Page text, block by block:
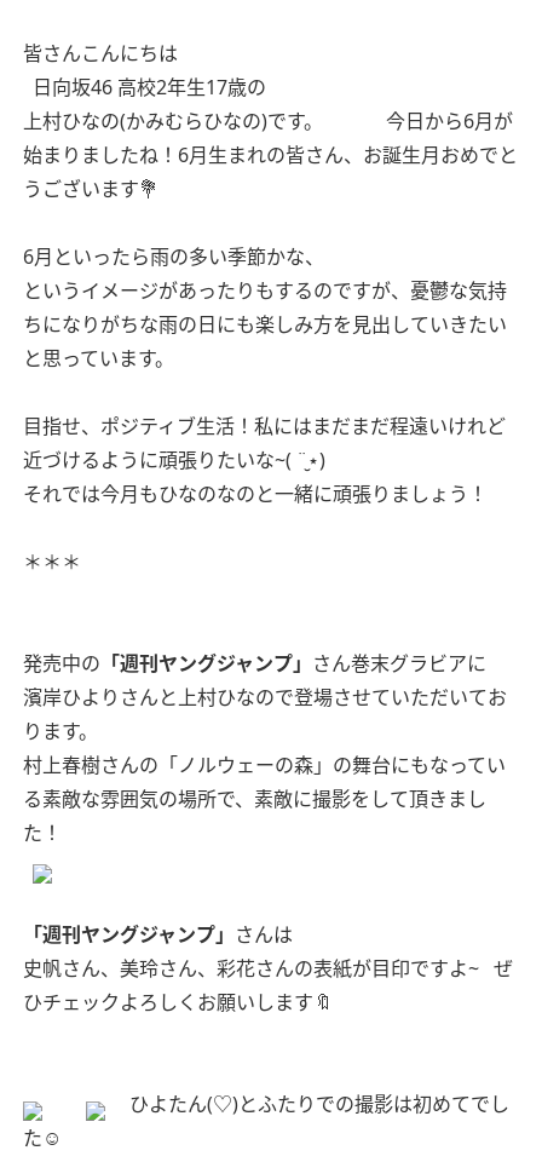
皆さんこんにちは
日向坂46 高校2年生17歳の
上村ひなの(かみむらひなの)です。
今日から6月が
始まりましたね！6月生まれの皆さん、お誕生月おめでと
うございます💐
6月といったら雨の多い季節かな、
というイメージがあったりもするのですが、憂鬱な気持
ちになりがちな雨の日にも楽しみ方を見出していきたい
と思っています。
目指せ、ポジティブ生活！私にはまだまだ程遠いけれど
近づけるように頑張りたいな~( ¨̮⋆)
それでは今月もひなのなのと一緒に頑張りましょう！
＊＊＊
発売中の 「週刊ヤングジャンプ」 さん巻末グラビアに
濱岸ひよりさんと上村ひなので登場させていただいてお
ります。
村上春樹さんの「ノルウェーの森」の舞台にもなってい
る素敵な雰囲気の場所で、素敵に撮影をして頂きまし
た！
「週刊ヤングジャンプ」 さんは
史帆さん、美玲さん、彩花さんの表紙が目印ですよ~ ぜ
ひチェックよろしくお願いします🔖
ひよたん(♡)とふたりでの撮影は初めてでし
た☺️